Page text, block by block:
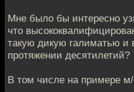
Мне было бы интересно
что
такую дикую галиматью и
протяжении десятилетий?
В том числе на примере